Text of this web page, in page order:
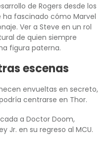
de Rogers desde los
fascinado cómo Marvel
Ver a Steve en un rol
de quien siempre
figura paterna.
escenas
envueltas en secreto,
centrarse en Thor.
a Doctor Doom,
Jr. en su regreso al MCU.